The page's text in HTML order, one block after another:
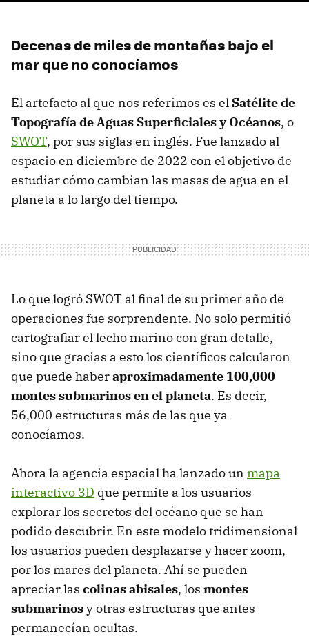
Decenas de miles de montañas bajo el
mar que no conocíamos
El artefacto al que nos referimos es el Satélite de
Topografía de Aguas Superficiales y Océanos, o
SWOT, por sus siglas en inglés. Fue lanzado al
espacio en diciembre de 2022 con el objetivo de
estudiar cómo cambian las masas de agua en el
planeta a lo largo del tiempo.
Lo que logró SWOT al final de su primer año de
operaciones fue sorprendente. No solo permitió
cartografiar el lecho marino con gran detalle,
sino que gracias a esto los científicos calcularon
que puede haberaproximadamente 100,000
montes submarinos en el planeta. Es decir,
56,000 estructuras más de las que ya
conocíamos.
Ahora la agencia espacial ha lanzado un mapa
interactivo 3D que permite a los usuarios
explorar los secretos del océano que se han
podido descubrir. En este modelo tridimensional
los usuarios pueden desplazarse y hacer zoom,
por los mares del planeta. Ahí se pueden
apreciar las colinas abisales, los montes
submarinosy otras estructuras que antes
permanecían ocultas.